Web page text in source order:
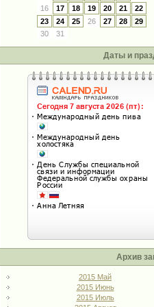
16
17 18 19 20 21
22
23
24 25 26 27 28
29
30
31
Даты и
Архив
2015 Май
2015 Июнь
2015 Июль